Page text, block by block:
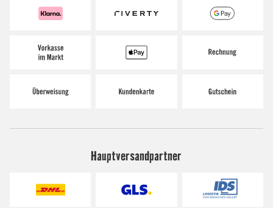
Hauptversandpartner